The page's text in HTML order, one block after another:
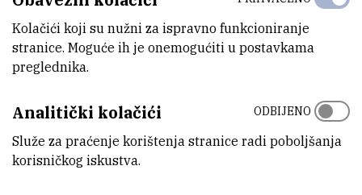
Timovi s minimalno dva člana.
Najmanje jedan član tima mora biti povezan s
organizacijom u jednoj od zemalja sudionica.
spremnosti 3 ili više.
Kolačići koji su nužni za ispravno funkcioniranje
stranice. Moguće ih je onemogućiti u postavkama
preglednika.
Analitički kolačići
Služe za praćenje korištenja stranice radi poboljšanja
korisničkog iskustva.
ODBIJENO